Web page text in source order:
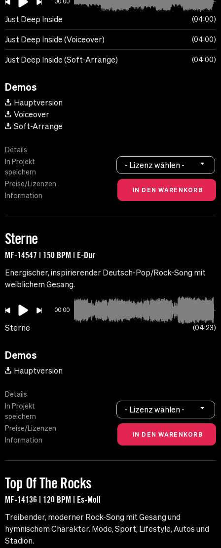
Just Deep Inside 04:00
Just Deep Inside (Voiceover) 04:00
Just Deep Inside (Soft-Arrange) 04:00
Demos
Hauptversion
Voiceover
Soft-Arrange
Details
In Projekt
speichern
Preise/Lizenzen
Information
- Lizenz wählen -
Sterne
MF-14547 | 150 BPM | E-Dur
Energischer, inspirierender Deutsch-Pop/Rock-Song mit
weiblichem Gesang.
00:00
Sterne 04:23
Demos
Hauptversion
Details
In Projekt
speichern
Preise/Lizenzen
Information
- Lizenz wählen -
Top Of The Rocks
MF-14136 | 120 BPM | Es-Moll
Treibender, moderner Rock-Song mit Gesang und
hymnischem Charakter. Mode, Sport, Lifestyle, Autos und
Stadion.